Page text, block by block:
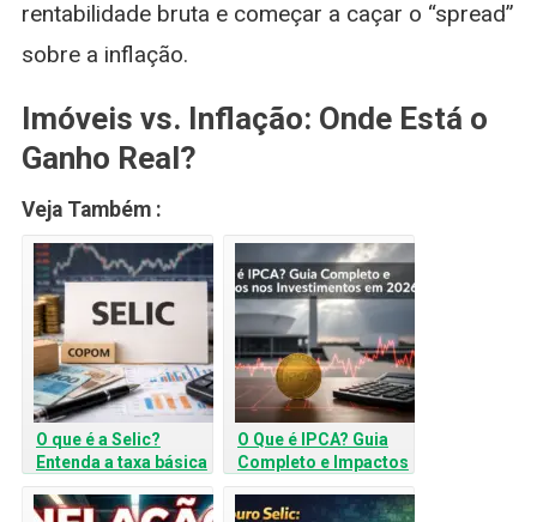
rentabilidade bruta e começar a caçar o “spread”
sobre a inflação.
Imóveis vs. Inflação: Onde Está o
Ganho Real?
Veja Também :
O que é a Selic?
Entenda a taxa básica
de juros do Brasil
O Que é IPCA? Guia
Completo e Impactos
nos Investimentos em
2026